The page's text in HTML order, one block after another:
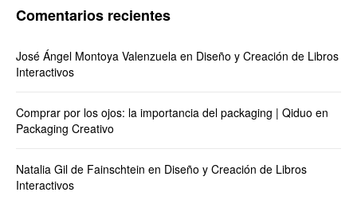
Comentarios recientes
José Ángel Montoya Valenzuela en Diseño y Creación de Libros
Interactivos
Comprar por los ojos: la importancia del packaging | Qiduo en
Packaging Creativo
Natalia Gil de Fainschtein en Diseño y Creación de Libros
Interactivos